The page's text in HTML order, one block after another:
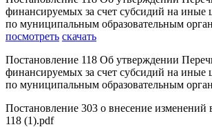
финансируемых за счет субсидий на иные
по муниципальным образовательным
посмотреть скачать
Постановление 118 Об утверждении
финансируемых за счет субсидий на иные
по муниципальным образовательным
Постановление 303 о внесение изменений
118 (1).pdf